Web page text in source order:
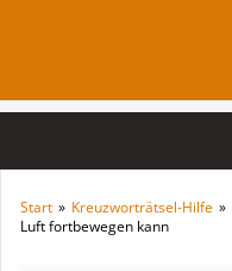
Start » Kreuzworträtsel-Hilfe »
Luft fortbewegen kann